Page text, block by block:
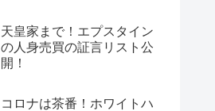
天皇家まで！エプスタイン
の人身売買の証言リスト公
開！
コロナは茶番！ホワイトハ